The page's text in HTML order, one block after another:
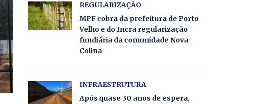
REGULARIZAÇÃO
MPF cobra da prefeitura de Porto
Velho e do Incra regularização
fundiária da comunidade Nova
Colina
INFRAESTRUTURA
Após quase 30 anos de espera,